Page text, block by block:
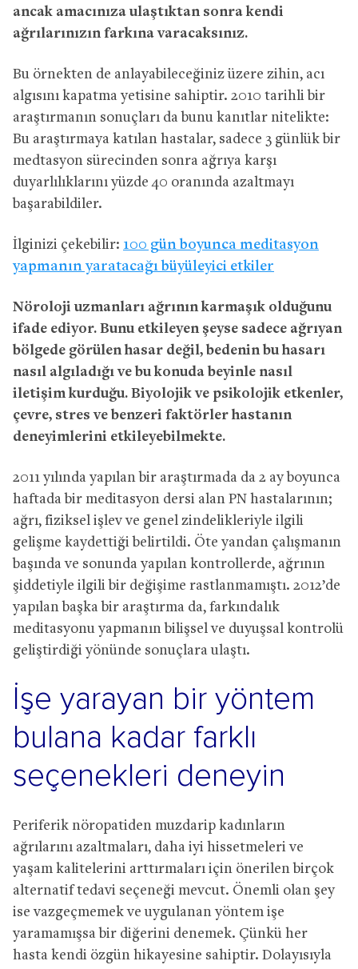
ancak amacınıza ulaştıktan sonra kendi
ağrılarınızın farkına varacaksınız.
Bu örnekten de anlayabileceğiniz üzere zihin, acı
algısını kapatma yetisine sahiptir. 2010 tarihli bir
araştırmanın sonuçları da bunu kanıtlar nitelikte:
Bu araştırmaya katılan hastalar, sadece 3 günlük bir
medtasyon sürecinden sonra ağrıya karşı
duyarlılıklarını yüzde 40 oranında azaltmayı
başarabildiler.
İlginizi çekebilir: 100 gün boyunca meditasyon
yapmanın yaratacağı büyüleyici etkiler
Nöroloji uzmanları ağrının karmaşık olduğunu
ifade ediyor. Bunu etkileyen şeyse sadece ağrıyan
bölgede görülen hasar değil, bedenin bu hasarı
nasıl algıladığı ve bu konuda beyinle nasıl
iletişim kurduğu. Biyolojik ve psikolojik etkenler,
çevre, stres ve benzeri faktörler hastanın
deneyimlerini etkileyebilmekte.
2011 yılında yapılan bir araştırmada da 2 ay boyunca
haftada bir meditasyon dersi alan PN hastalarının;
ağrı, fiziksel işlev ve genel zindelikleriyle ilgili
gelişme kaydettiği belirtildi. Öte yandan çalışmanın
başında ve sonunda yapılan kontrollerde, ağrının
şiddetiyle ilgili bir değişime rastlanmamıştı. 2012’de
yapılan başka bir araştırma da, farkındalık
meditasyonu yapmanın bilişsel ve duyuşsal kontrolü
geliştirdiği yönünde sonuçlara ulaştı.
İşe yarayan bir yöntem
bulana kadar farklı
seçenekleri deneyin
Periferik nöropatiden muzdarip kadınların
ağrılarını azaltmaları, daha iyi hissetmeleri ve
yaşam kalitelerini arttırmaları için önerilen birçok
alternatif tedavi seçeneği mevcut. Önemli olan şey
ise vazgeçmemek ve uygulanan yöntem işe
yaramamışsa bir diğerini denemek. Çünkü her
hasta kendi özgün hikayesine sahiptir. Dolayısıyla